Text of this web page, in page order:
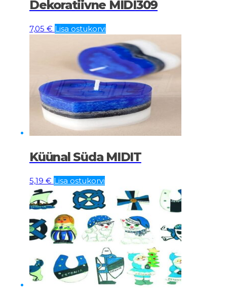
Dekoratiivne MIDI309
7,05 € Lisa ostukorvi
Küünal Süda MIDIT
5,19 € Lisa ostukorvi